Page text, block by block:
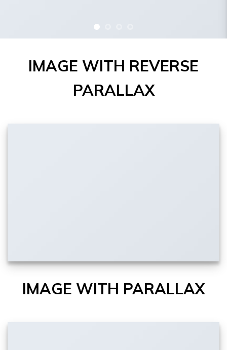
IMAGE WITH REVERSE
PARALLAX
IMAGE WITH PARALLAX